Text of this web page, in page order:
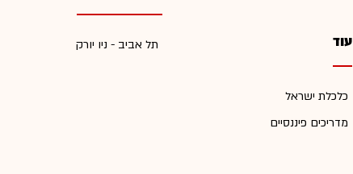
עוד
כלכלת ישראל
מדריכים פיננסיים
תל אביב - ניו יורק